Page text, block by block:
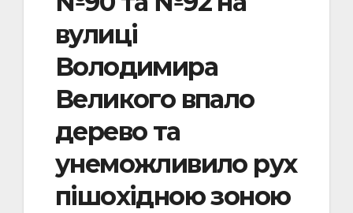
вулиці
Володимира
Великого впало
дерево та
унеможливило рух
пішохідною зоною